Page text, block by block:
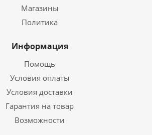
Магазины
Политика
Информация
Помощь
Условия оплаты
Условия доставки
Гарантия на товар
Возможности